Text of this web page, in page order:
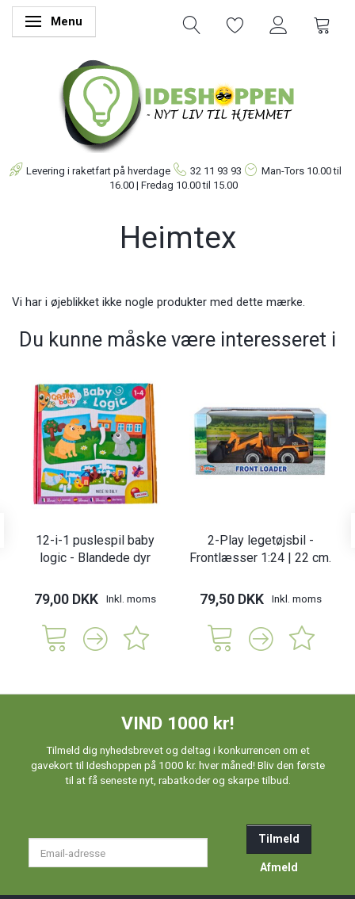
Skifte navigation
Menu
Levering i raketfart på hverdage 32 11 93 93 Man-Tors 10.00 til
16.00 | Fredag 10.00 til 15.00
Heimtex
Vi har i øjeblikket ikke nogle produkter med dette mærke.
Du kunne måske være interesseret i
12-i-1 puslespil baby
logic - Blandede dyr
79,00 DKK Inkl. moms
2-Play legetøjsbil -
Frontlæsser 1:24 | 22 cm.
79,50 DKK Inkl. moms
VIND 1000 kr!
Tilmeld dig nyhedsbrevet og deltag i konkurrencen om et
gavekort til Ideshoppen på 1000 kr. hver måned! Bliv den første
til at få seneste nyt, rabatkoder og skarpe tilbud.
Tilmeld
Afmeld